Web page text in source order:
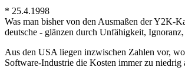
* 25.4.1998
Was man bisher von den Ausmaßen der Y2K-
deutsche - glänzen durch Unfähigkeit,
Aus den USA liegen inzwischen Zahlen vor,
Software-Industrie die Kosten immer zu